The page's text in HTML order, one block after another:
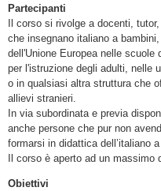
Partecipanti
Il corso si rivolge a docenti,
che insegnano italiano a
dell'Unione Europea nelle
per l'istruzione degli adulti, nelle
o in qualsiasi altra struttura che
allievi stranieri.
In via subordinata e previa
anche persone che pur non
formarsi in didattica dell’italiano a
Il corso è aperto ad un massimo
Obiettivi